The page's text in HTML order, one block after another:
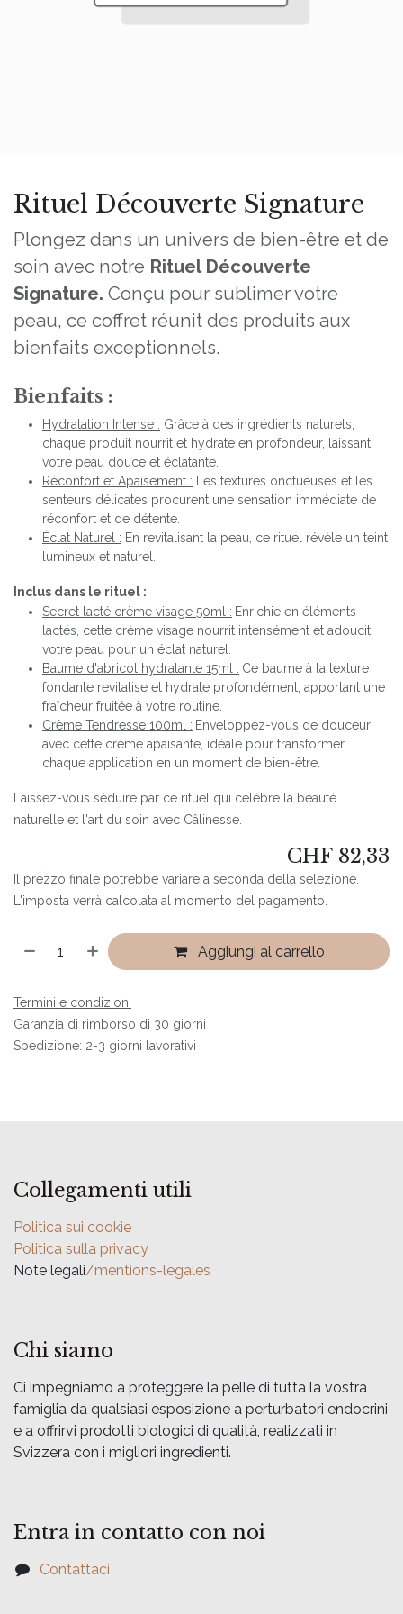
Rituel Découverte Signature
Plongez dans un univers de bien-être et de
soin avec notre Rituel Découverte
Signature. Conçu pour sublimer votre
peau, ce coffret réunit des produits aux
bienfaits exceptionnels.
Bienfaits :
Hydratation Intense : Grâce à des ingrédients naturels,
chaque produit nourrit et hydrate en profondeur, laissant
votre peau douce et éclatante.
Réconfort et Apaisement : Les textures onctueuses et les
senteurs délicates procurent une sensation immédiate de
réconfort et de détente.
Éclat Naturel : En revitalisant la peau, ce rituel révèle un teint
lumineux et naturel.
Inclus dans le rituel :
Secret lacté crème visage 50ml : Enrichie en éléments
lactés, cette crème visage nourrit intensément et adoucit
votre peau pour un éclat naturel.
Baume d'abricot hydratante 15ml : Ce baume à la texture
fondante revitalise et hydrate profondément, apportant une
fraîcheur fruitée à votre routine.
Crème Tendresse 100ml : Enveloppez-vous de douceur
avec cette crème apaisante, idéale pour transformer
chaque application en un moment de bien-être.
Laissez-vous séduire par ce rituel qui célèbre la beauté
naturelle et l'art du soin avec Câlinesse.
CHF 82,33
Il prezzo finale potrebbe variare a seconda della selezione.
L'imposta verrà calcolata al momento del pagamento.
Aggiungi al carrello
Termini e condizioni
Garanzia di rimborso di 30 giorni
Spedizione: 2-3 giorni lavorativi
Collegamenti utili
Politica sui cookie
Politica sulla privacy
Note legali/mentions-legales
Chi siamo
Ci impegniamo a proteggere la pelle di tutta la vostra
famiglia da qualsiasi esposizione a perturbatori endocrini
e a offrirvi prodotti biologici di qualità, realizzati in
Svizzera con i migliori ingredienti.
Entra in contatto con noi
Contattaci